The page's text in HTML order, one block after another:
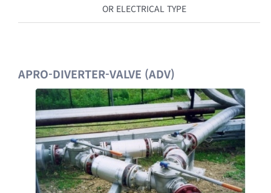
OR ELECTRICAL TYPE
APRO-DIVERTER-VALVE (ADV)